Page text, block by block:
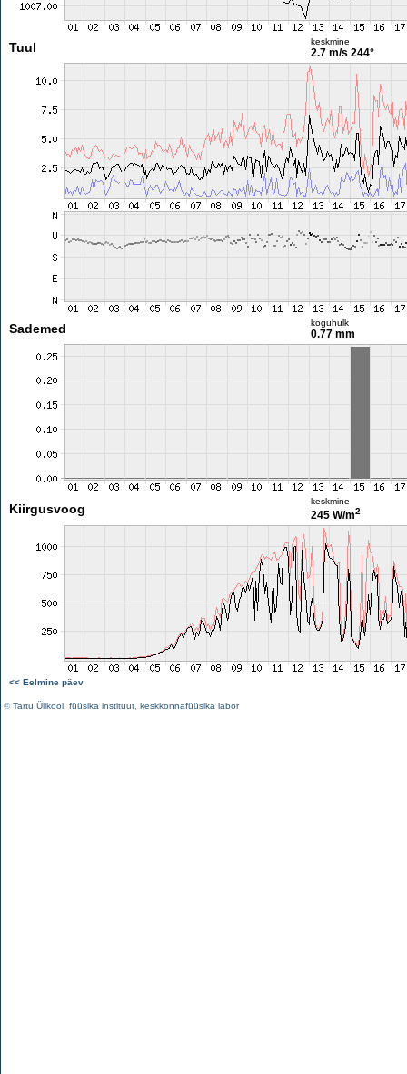
Tuul keskmine
2.7 m/s 244°
Sademed koguhulk
0.77 mm
Kiirgusvoog
keskmine
245 W/m2
<< Eelmine päev
©Tartu Ülikool füüsika instituut keskkonnafüüsika labor